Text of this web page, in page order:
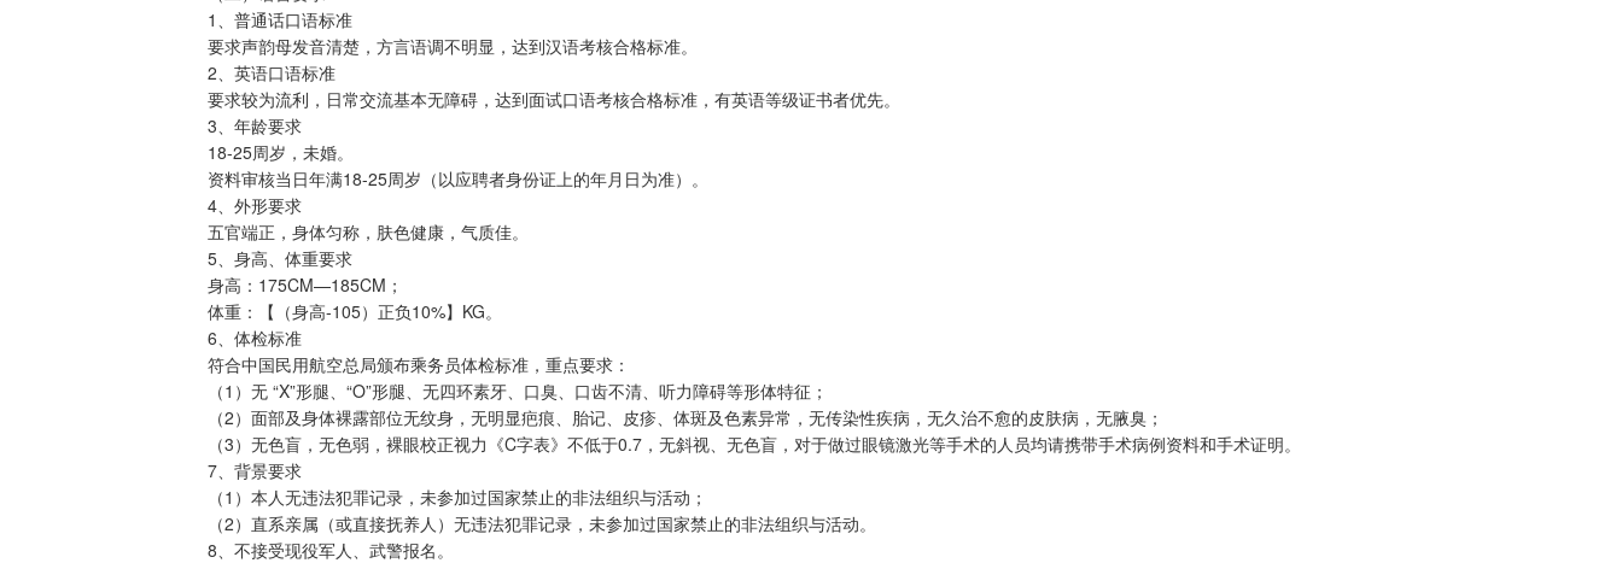
1、普通话口语标准
要求声韵母发音清楚，方言语调不明显，达到汉语考核合格标准。
2、英语口语标准
要求较为流利，日常交流基本无障碍，达到面试口语考核合格标准，有英语等级证书者优先。
3、年龄要求
18-25周岁，未婚。
资料审核当日年满18-25周岁（以应聘者身份证上的年月日为准）。
4、外形要求
五官端正，身体匀称，肤色健康，气质佳。
5、身高、体重要求
身高：175CM—185CM；
体重：【（身高-105）正负10%】KG。
6、体检标准
符合中国民用航空总局颁布乘务员体检标准，重点要求：
（1）无 “X”形腿、“O”形腿、无四环素牙、口臭、口齿不清、听力障碍等形体特征；
（2）面部及身体裸露部位无纹身，无明显疤痕、胎记、皮疹、体斑及色素异常，无传染性疾病，无久治不愈的皮肤病，无腋臭；
（3）无色盲，无色弱，裸眼校正视力《C字表》不低于0.7，无斜视、无色盲，对于做过眼镜激光等手术的人员均请携带手术病例资料和手术证明。
7、背景要求
（1）本人无违法犯罪记录，未参加过国家禁止的非法组织与活动；
（2）直系亲属（或直接抚养人）无违法犯罪记录，未参加过国家禁止的非法组织与活动。
8、不接受现役军人、武警报名。